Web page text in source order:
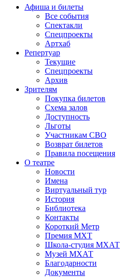
Афиша и билеты
Все события
Спектакли
Спецпроекты
Артхаб
Репертуар
Текущие
Спецпроекты
Архив
Зрителям
Покупка билетов
Схема залов
Доступность
Льготы
Участникам СВО
Возврат билетов
Правила посещения
О театре
Новости
Имена
Виртуальный тур
История
Библиотека
Контакты
Короткий Метр
Премия МХТ
Школа-студия МХАТ
Музей МХАТ
Благодарности
Документы